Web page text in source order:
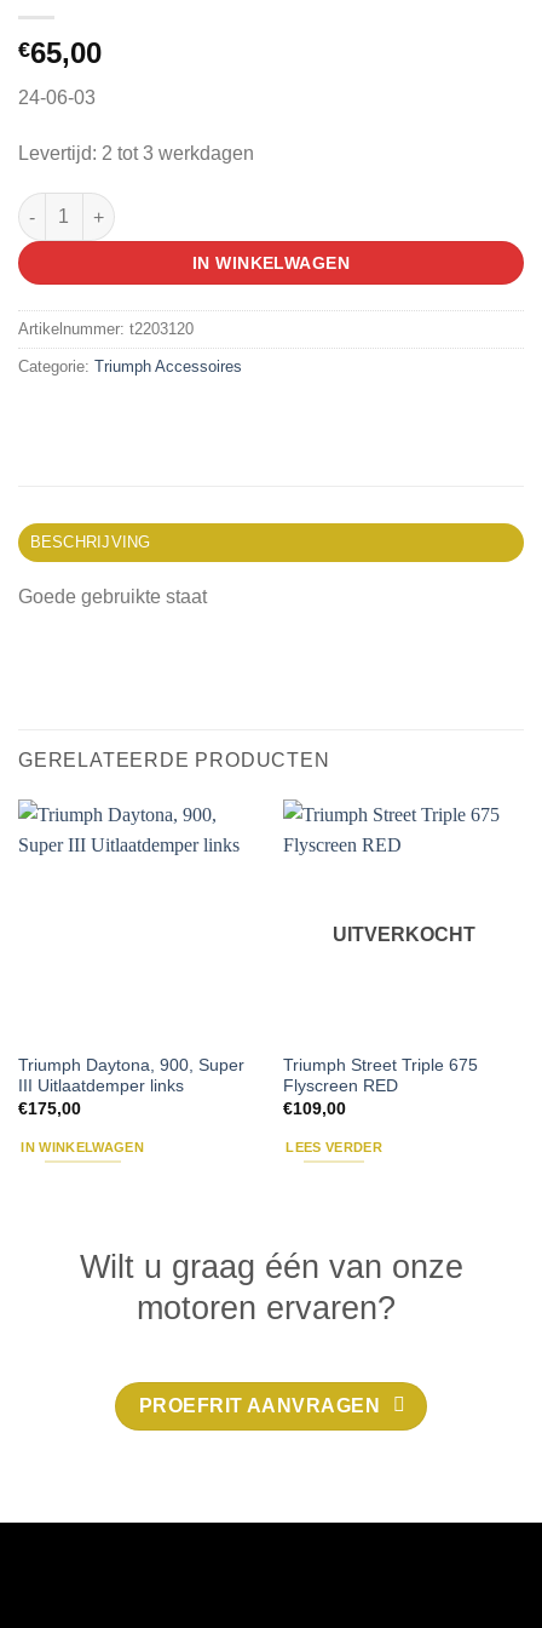
€65,00
24-06-03
Levertijd: 2 tot 3 werkdagen
Triumph Thunderbird Storm Uitlaatdemper Links aantal
IN WINKELWAGEN
Artikelnummer: t2203120
Categorie: Triumph Accessoires
BESCHRIJVING
Goede gebruikte staat
GERELATEERDE PRODUCTEN
Triumph Daytona, 900, Super
III Uitlaatdemper links
€175,00
IN WINKELWAGEN
UITVERKOCHT
Triumph Street Triple 675
Flyscreen RED
€109,00
LEES VERDER
Wilt u graag één van onze
motoren ervaren?
PROEFRIT AANVRAGEN